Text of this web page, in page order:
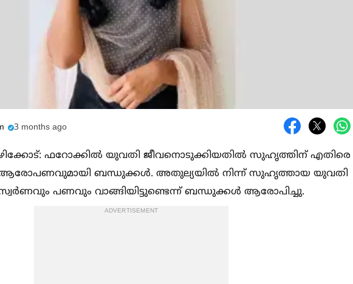
3 months ago
ഫറോക്കില്‍ യുവതി ജീവനൊടുക്കിയതില്‍ സുഹൃത്തിന് എതിരെ
ബന്ധുക്കള്‍. അതുല്യയില്‍ നിന്ന് സുഹൃത്തായ യുവതി
പണവും വാങ്ങിയിട്ടുണ്ടെന്ന് ബന്ധുക്കള്‍ ആരോപിച്ചു.
ADVERTISEMENT